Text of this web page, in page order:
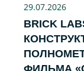
29.07.2026
BRICK
ФИЛЬМА